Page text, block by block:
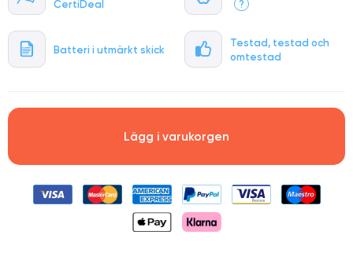
CertiDeal
?
Batteri i utmärkt skick
Testad, testad och
omtestad
Lägg i varukorgen